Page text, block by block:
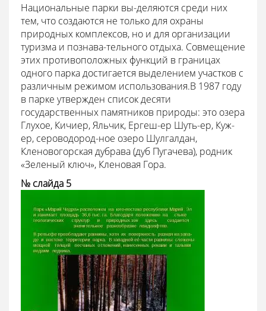
Национальные парки вы-деляются среди них
тем, что создаются не только для охраны
природных комплексов, но и для организации
туризма и познава-тельного отдыха. Совмещение
этих противоположных функций в границах
одного парка достигается выделением участков с
различным режимом использования.В 1987 году
в парке утвержден список десяти
государственных памятников природы: это озера
Глухое, Кичиер, Яльчик, Ергеш-ер Шуть-ер, Куж-
ер, сероводород-ное озеро Шулгалдан,
Кленовогорская дубрава (дуб Пугачева), родник
«Зеленый ключ», Кленовая Гора.
№ слайда 5